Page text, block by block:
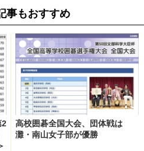
事もおすすめ
2
高校囲碁全国大会、団体戦は
灘・南山女子部が優勝